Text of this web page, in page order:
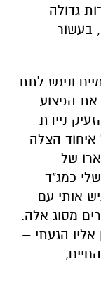
גדולה
בעשור
וניגש לתת
את הפצוע
ניידת
איחוד הצלה
של
כמג"ד
אותי עם
מסוג אלה.
הגעתי –